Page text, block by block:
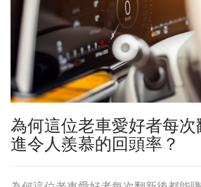
為何這位老車愛好者每
進令人羨慕的回頭率？